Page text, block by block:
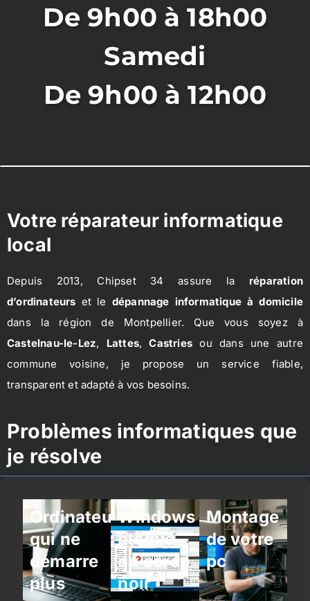
De 9h00 à 18h00
Samedi
De 9h00 à 12h00
Votre réparateur informatique
local
Depuis 2013, Chipset 34 assure la réparation
d’ordinateurs et le dépannage informatique à domicile
dans la région de Montpellier. Que vous soyez à
Castelnau-le-Lez, Lattes,Castries ou dans une autre
commune voisine, je propose un service fiable,
transparent et adapté à vos besoins.
Problèmes informatiques que
je résolve
Ordinateur
qui ne
démarre
plus
Windows
bloqué
ou écran
noir
Montage
de votre
pc